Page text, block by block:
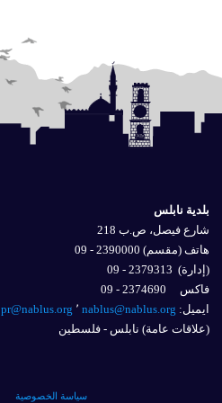
بلدية نابلس
شارع فيصل، ص.ب 218
هاتف (مقسم) 2390000 - 09
(إدارة)2379313 - 09
فاكس 2374690 - 09
ايميل: nablus@nablus.org٬
pr@nablus.org
(علاقات عامة) نابلس - فلسطين
سياسة الخصوصية